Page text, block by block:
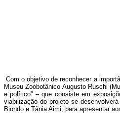
Com o objetivo de reconhecer a
Museu Zoobotânico Augusto Ruschi
e político” – que consiste em
viabilização do projeto se
Biondo e Tânia Aimi, para apresentar